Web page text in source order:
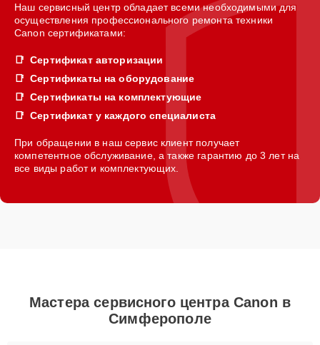
Наш сервисный центр обладает всеми необходимыми для
осуществления профессионального ремонта техники
Canon сертификатами:
Сертификат авторизации
Сертификаты на оборудование
Сертификаты на комплектующие
Сертификат у каждого специалиста
При обращении в наш сервис клиент получает
компетентное обслуживание, а также гарантию до 3 лет на
все виды работ и комплектующих.
Мастера сервисного центра Canon в
Симферополе